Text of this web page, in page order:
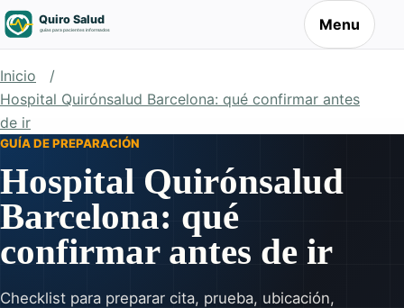
Menu
Inicio
Hospital Quirónsalud Barcelona: qué confirmar antes
de ir
GUÍA DE PREPARACIÓN
Hospital Quirónsalud
Barcelona: qué
confirmar antes de ir
Checklist para preparar cita, prueba, ubicación,